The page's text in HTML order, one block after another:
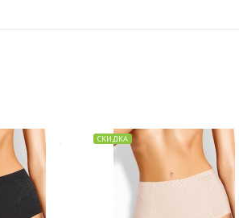
СКИДКА